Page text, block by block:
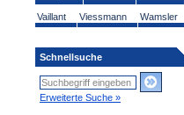
Vaillant Viessmann Wamsler
Schnellsuche
Erweiterte Suche »